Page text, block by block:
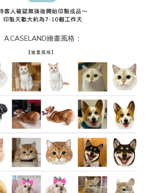
A.CASELAND繪畫風格：